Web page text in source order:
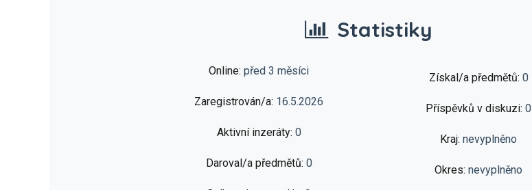
Statistiky
Online: před 3 měsíci
Zaregistrován/a: 16.5.2026
Aktivní inzeráty: 0
Daroval/a předmětů: 0
Získal/a předmětů: 0
Příspěvků v diskuzi: 0
Kraj: nevyplněno
Okres: nevyplněno